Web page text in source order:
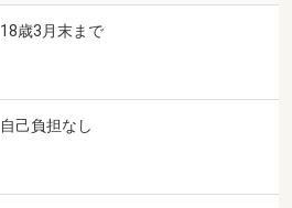
18歳3月末まで
自己負担なし